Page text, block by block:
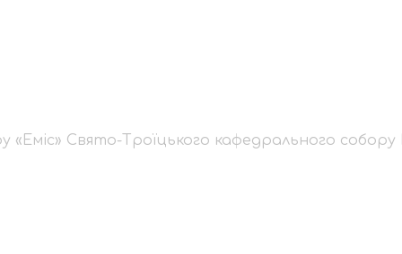
хору «Еміс»
ПЦУ
«Еміс» Свято-Троїцького кафедрального